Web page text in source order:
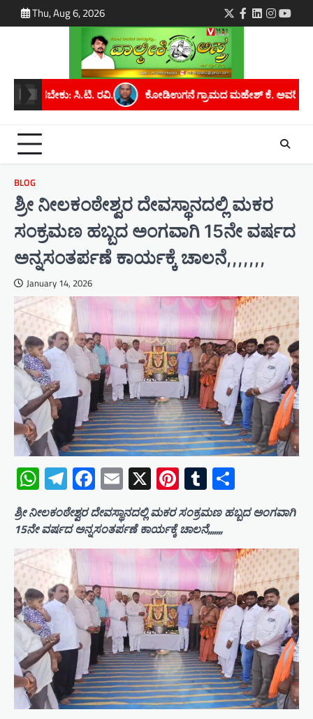
to
Thu, Aug 6, 2026 Twitter
Facebook
LinkedIn
ಗ್ರಾಮದ ಮಹೇಶ್ ಕೆ. ಅವರಿಗೆ ಮೈಸೂರು ವಿಶ್ವವಿದ್ಯಾನಿಲಯದಿಂದ
BLOG
ಶ್ರೀ ನೀಲಕಂಠೇಶ್ವರ ದೇವಸ್ಥಾನದಲ್ಲಿ ಮಕರ
ಸಂಕ್ರಮಣ ಹಬ್ಬದ ಅಂಗವಾಗಿ 15ನೇ ವರ್ಷದ
ಅನ್ನಸಂತರ್ಪಣೆ ಕಾರ್ಯಕ್ಕೆ ಚಾಲನೆ,,,,,,,
January 14, 2026
WhatsApp
Telegram
Facebook
Email
X Pinterest
Tumblr
ಶ್ರೀ ನೀಲಕಂಠೇಶ್ವರ ದೇವಸ್ಥಾನದಲ್ಲಿ ಮಕರ ಸಂಕ್ರಮಣ ಹಬ್ಬದ ಅಂಗವಾಗಿ
15ನೇ ವರ್ಷದ ಅನ್ನಸಂತರ್ಪಣೆ ಕಾರ್ಯಕ್ಕೆ ಚಾಲನೆ,,,,,,,